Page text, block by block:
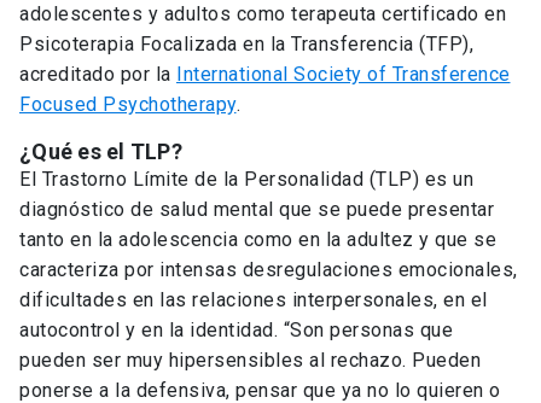
adolescentes y adultos como terapeuta certificado en
Psicoterapia Focalizada en la Transferencia (TFP),
acreditado por la International Society of Transference
Focused Psychotherapy.
¿Qué es el TLP?
El Trastorno Límite de la Personalidad (TLP) es un
diagnóstico de salud mental que se puede presentar
tanto en la adolescencia como en la adultez y que se
caracteriza por intensas desregulaciones emocionales,
dificultades en las relaciones interpersonales, en el
autocontrol y en la identidad. “Son personas que
pueden ser muy hipersensibles al rechazo. Pueden
ponerse a la defensiva, pensar que ya no lo quieren o